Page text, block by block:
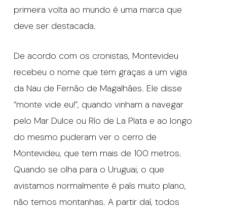
primeira volta ao mundo é uma marca que
deve ser destacada.
De acordo com os cronistas, Montevideu
recebeu o nome que tem graças a um vigia
da Nau de Fernão de Magalhães. Ele disse
“monte vide eu!”, quando vinham a navegar
pelo Mar Dulce ou Río de La Plata e ao longo
do mesmo puderam ver o cerro de
Montevideu, que tem mais de 100 metros.
Quando se olha para o Uruguai, o que
avistamos normalmente é país muito plano,
não temos montanhas. A partir daí, todos